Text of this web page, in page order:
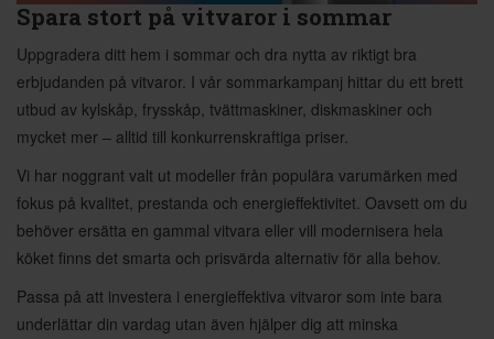
Spara stort på vitvaror i sommar
Uppgradera ditt hem i sommar och dra nytta av riktigt bra
erbjudanden på vitvaror. I vår sommarkampanj hittar du ett brett
utbud av kylskåp, frysskåp, tvättmaskiner, diskmaskiner och
mycket mer – alltid till konkurrenskraftiga priser.
Vi har noggrant valt ut modeller från populära varumärken med
fokus på kvalitet, prestanda och energieffektivitet. Oavsett om du
behöver ersätta en gammal vitvara eller vill modernisera hela
köket finns det smarta och prisvärda alternativ för alla behov.
Passa på att investera i energieffektiva vitvaror som inte bara
underlättar din vardag utan även hjälper dig att minska